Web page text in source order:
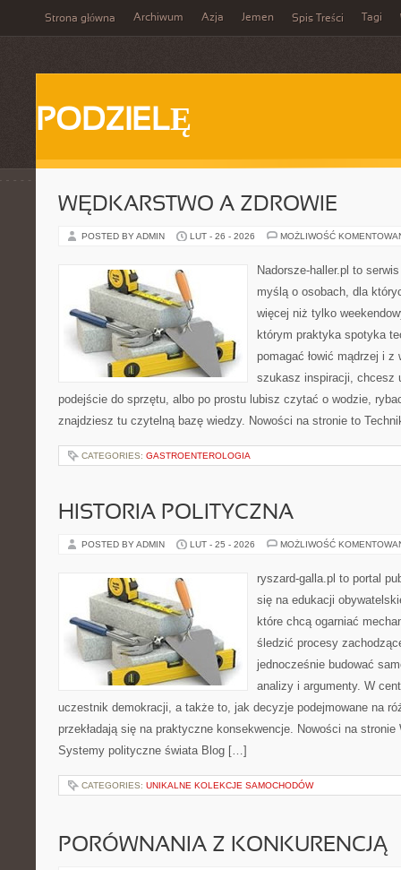
Strona główna Archiwum Azja Jemen Spis Treści Tagi
PODZIELĘ
WĘDKARSTWO A ZDROWIE
POSTED BY ADMIN LUT - 26 - 2026 MOŻLIWOŚĆ
Nadorsze-haller.pl to
myślą o osobach, dla
więcej niż tylko
którym praktyka spotyka
pomagać łowić mądrzej i
szukasz inspiracji, chcesz
podejście do sprzętu, albo po prostu lubisz czytać o wodzie,
znajdziesz tu czytelną bazę wiedzy. Nowości na stronie to
CATEGORIES: GASTROENTEROLOGIA
HISTORIA POLITYCZNA
POSTED BY ADMIN LUT - 25 - 2026 MOŻLIWOŚĆ
ryszard-galla.pl to portal
się na edukacji
które chcą ogarniać
śledzić procesy
jednocześnie budować
analizy i argumenty. W
uczestnik demokracji, a także to, jak decyzje podejmowane na
przekładają się na praktyczne konsekwencje. Nowości na stronie
Systemy polityczne świata Blog […]
CATEGORIES: UNIKALNE KOLEKCJE SAMOCHODÓW
PORÓWNANIA Z KONKURENCJĄ